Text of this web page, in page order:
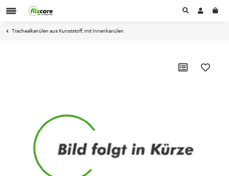
Trachealkanülen aus Kunststoff, mit Innenkanülen